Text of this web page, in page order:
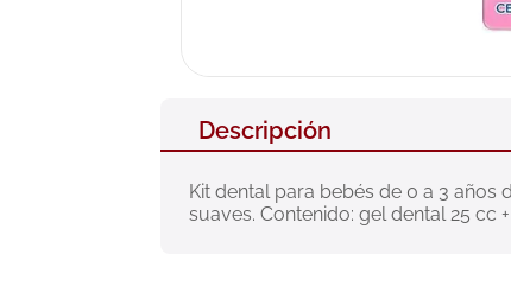
Descripción
Kit dental para bebés de 0 a 3 años
suaves. Contenido: gel dental 25 cc